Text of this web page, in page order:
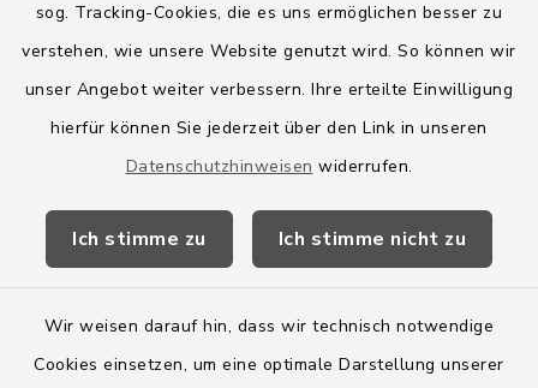
sog. Tracking-Cookies, die es uns ermöglichen besser zu
verstehen, wie unsere Website genutzt wird. So können wir
unser Angebot weiter verbessern. Ihre erteilte Einwilligung
hierfür können Sie jederzeit über den Link in unseren
Datenschutzhinweisen widerrufen.
Ich stimme zu Ich stimme nicht zu
Wir weisen darauf hin, dass wir technisch notwendige
Cookies einsetzen, um eine optimale Darstellung unserer
Quicklinks
Amt Boostedt-Rickling
Amtsbroschüre
Wege-Zweckverband